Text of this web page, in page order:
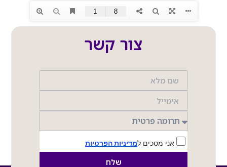
צור קשר
אני מסכים למדיניות הפרטיות
שלח